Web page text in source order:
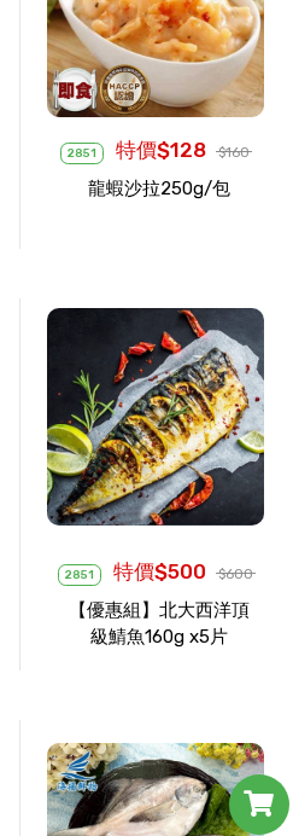
2851 特價$128 $160
龍蝦沙拉250g/包
2851 特價$500 $600
【優惠組】北大西洋頂
級鯖魚160g x5片